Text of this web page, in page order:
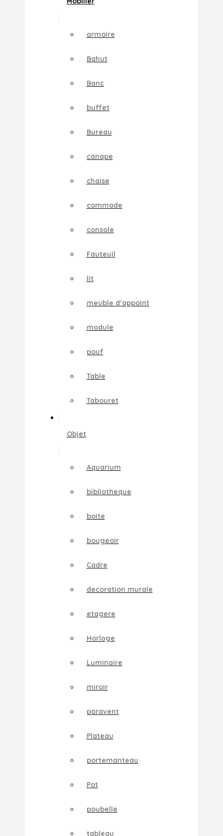
armoire
Bahut
Banc
buffet
Bureau
canape
chaise
commode
console
Fauteuil
lit
meuble d’appoint
module
pouf
Table
Tabouret
Objet
Aquarium
bibliotheque
boite
bougeoir
Cadre
decoration murale
etagere
Horloge
Luminaire
miroir
paravent
Plateau
portemanteau
Pot
poubelle
tableau